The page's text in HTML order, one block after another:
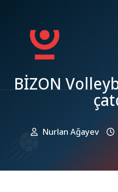
BİZON Volley
çat
Nurlan Ağayev